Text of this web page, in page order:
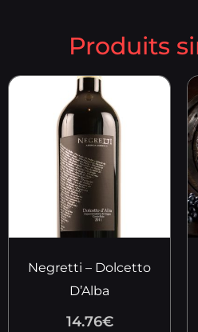
Produits
Negretti – Dolcetto
D’Alba
14.76€